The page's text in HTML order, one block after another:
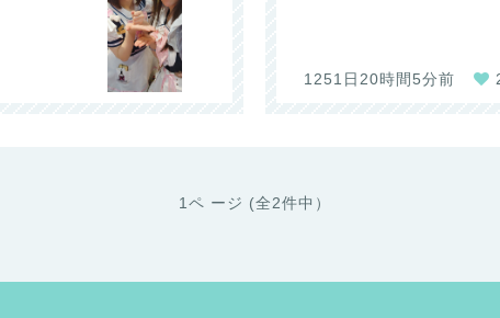
1251日20時間5分前
1ペ ージ (全2件中）